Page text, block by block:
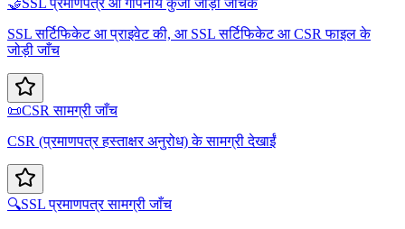
🤝SSL प्रमाणपत्र आ गोपनीय कुंजी जोड़ी जाँचक
SSL सर्टिफिकेट आ प्राइवेट की, आ SSL सर्टिफिकेट आ CSR फाइल के
जोड़ी जाँच
📜CSR सामग्री जाँच
CSR (प्रमाणपत्र हस्ताक्षर अनुरोध) के सामग्री देखाईं
🔍SSL प्रमाणपत्र सामग्री जाँच